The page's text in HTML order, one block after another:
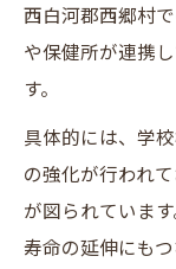
西白河郡西郷村
や保健所が連携
す。
具体的には、学
の強化が行われ
が図られていま
寿命の延伸にも